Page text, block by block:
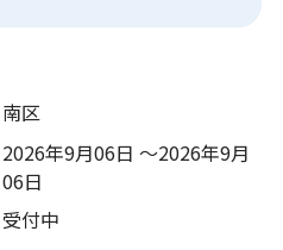
南区
2026年9月06日 ～2026年9月
06日
受付中